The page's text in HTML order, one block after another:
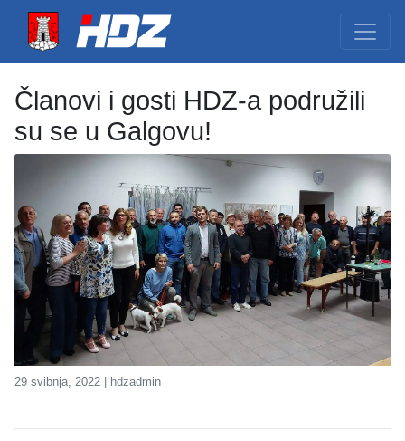
Članovi i gosti HDZ-a podružili
su se u Galgovu!
29 svibnja, 2022 | hdzadmin